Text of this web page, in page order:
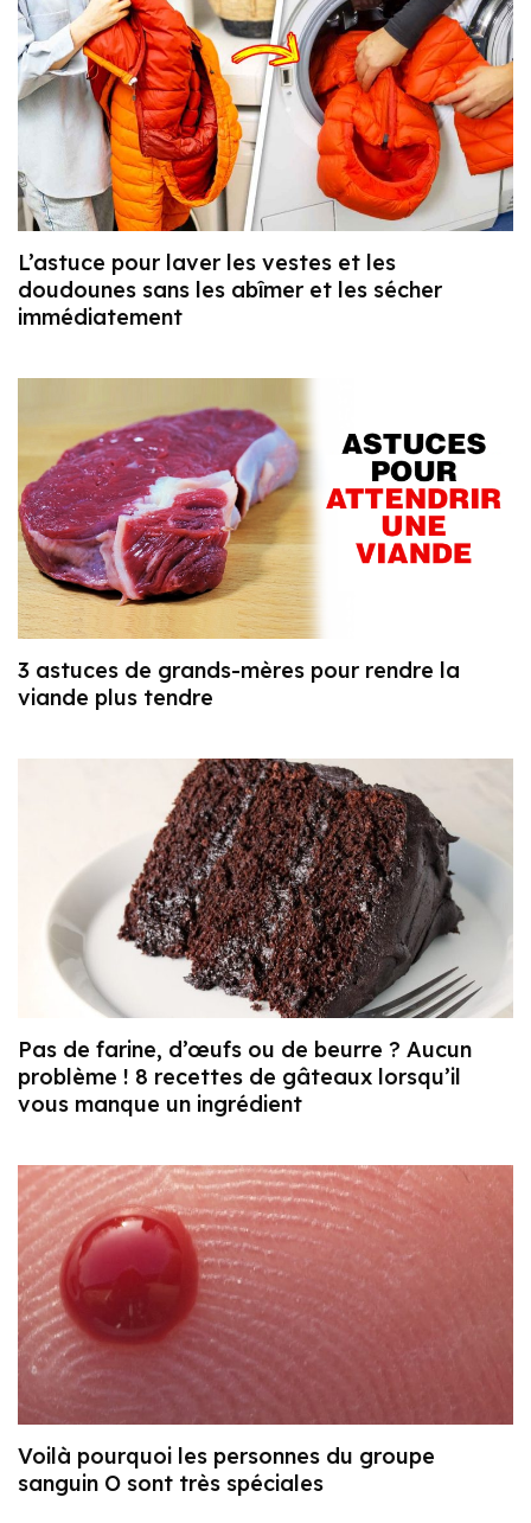
L’astuce pour laver les vestes et les
doudounes sans les abîmer et les sécher
immédiatement
3 astuces de grands-mères pour rendre la
viande plus tendre
Pas de farine, d’œufs ou de beurre ? Aucun
problème ! 8 recettes de gâteaux lorsqu’il
vous manque un ingrédient
Voilà pourquoi les personnes du groupe
sanguin O sont très spéciales